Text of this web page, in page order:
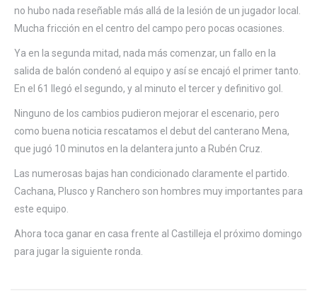
no hubo nada reseñable más allá de la lesión de un jugador local.
Mucha fricción en el centro del campo pero pocas ocasiones.
Ya en la segunda mitad, nada más comenzar, un fallo en la
salida de balón condenó al equipo y así se encajó el primer tanto.
En el 61 llegó el segundo, y al minuto el tercer y definitivo gol.
Ninguno de los cambios pudieron mejorar el escenario, pero
como buena noticia rescatamos el debut del canterano Mena,
que jugó 10 minutos en la delantera junto a Rubén Cruz.
Las numerosas bajas han condicionado claramente el partido.
Cachana, Plusco y Ranchero son hombres muy importantes para
este equipo.
Ahora toca ganar en casa frente al Castilleja el próximo domingo
para jugar la siguiente ronda.